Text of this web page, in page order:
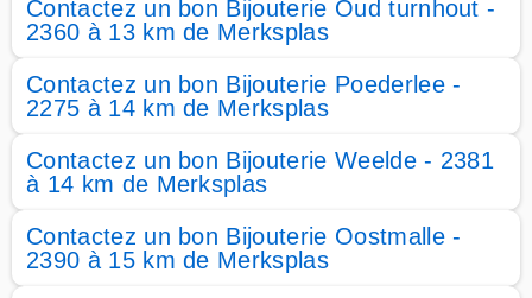
Contactez un bon Bijouterie Oud turnhout -
2360 à 13 km de Merksplas
Contactez un bon Bijouterie Poederlee -
2275 à 14 km de Merksplas
Contactez un bon Bijouterie Weelde - 2381
à 14 km de Merksplas
Contactez un bon Bijouterie Oostmalle -
2390 à 15 km de Merksplas